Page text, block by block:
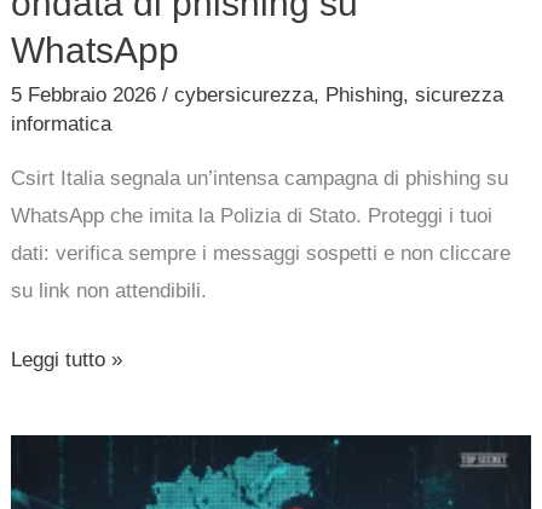
WhatsApp
5 Febbraio 2026/cybersicurezza, Phishing,sicurezza
informatica
Csirt Italia segnala un’intensa campagna di phishing su
WhatsApp che imita la Polizia di Stato. Proteggi i tuoi
dati: verifica sempre i messaggi sospetti e non cliccare
su link non attendibili.
Leggi tutto »
contro